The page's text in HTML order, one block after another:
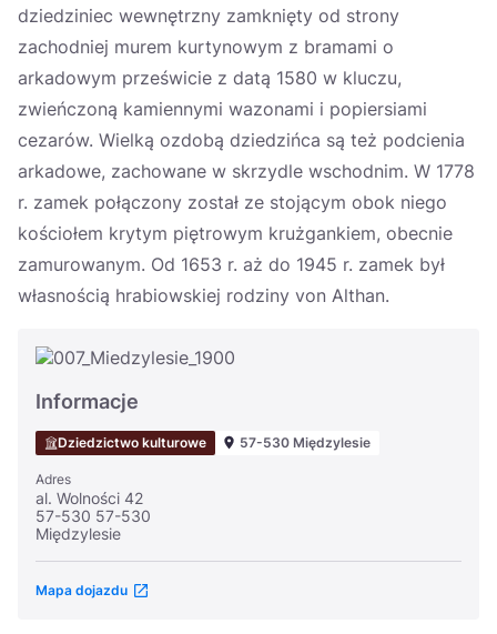
dziedziniec wewnętrzny zamknięty od strony
zachodniej murem kurtynowym z bramami o
arkadowym prześwicie z datą 1580 w kluczu,
zwieńczoną kamiennymi wazonami i popiersiami
cezarów. Wielką ozdobą dziedzińca są też podcienia
arkadowe, zachowane w skrzydle wschodnim. W 1778
r. zamek połączony został ze stojącym obok niego
kościołem krytym piętrowym krużgankiem, obecnie
zamurowanym. Od 1653 r. aż do 1945 r. zamek był
własnością hrabiowskiej rodziny von Althan.
Informacje
Dziedzictwo kulturowe 57-530 Międzylesie
Adres
al. Wolności 42
57-530 57-530
Międzylesie
Mapa dojazdu